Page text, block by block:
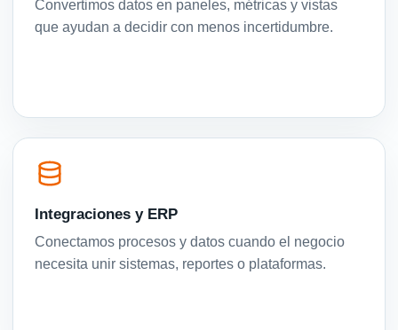
Convertimos datos en paneles, métricas y vistas
que ayudan a decidir con menos incertidumbre.
Integraciones y ERP
Conectamos procesos y datos cuando el negocio
necesita unir sistemas, reportes o plataformas.